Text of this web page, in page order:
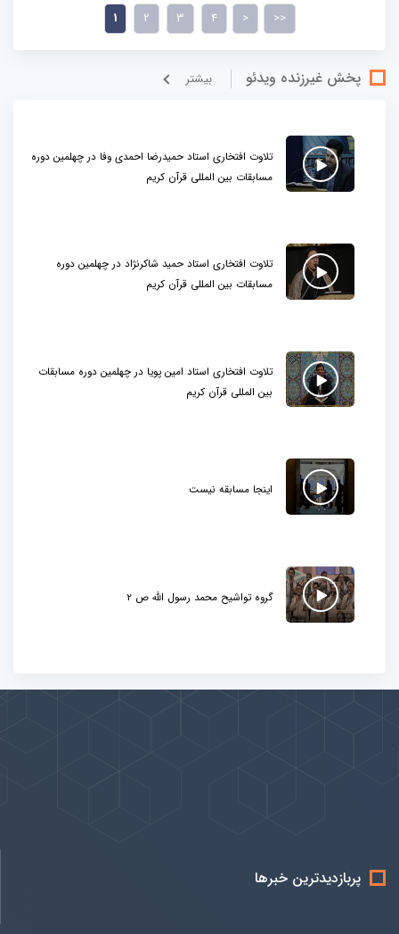
1 2 3 4 > >>
پخش غيرزنده ویدئو بيشتر
تلاوت افتخاری استاد حمیدرضا احمدی وفا در چهلمین دوره
مسابقات بین المللی قرآن کریم
تلاوت افتخاری استاد حمید شاکرنژاد در چهلمین دوره
مسابقات بین المللی قرآن کریم
تلاوت افتخاری استاد امین پویا در چهلمین دوره مسابقات
بین المللی قرآن کریم
اینجا مسابقه نیست
گروه تواشیح محمد رسول الله ص 2
پربازدیدترین خبرها